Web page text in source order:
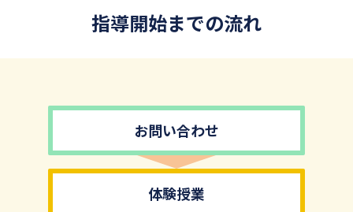
指導開始までの流れ
お問い合わせ
体験授業